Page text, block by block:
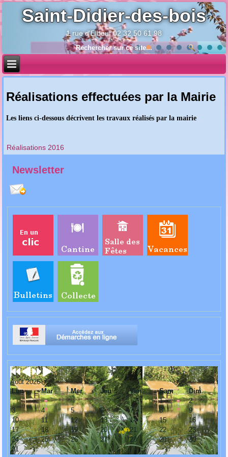
Saint-Didier-des-bois
1 rue d'Elbeuf 02 32 50 61 98
Réalisations effectuées par la Mairie
Les liens ci-dessous décrivent les travaux réalisés par la mairie
Réalisations 2016
Newsletter
AnnéeMoisAnnéeMois
Août 2026
Lun
Mar Mer Jeu Ven Sam
Dim
1
2
3
4 5 6 7 8
9
10
11 12 13 14 15
16
17
18 19 20 21 22
23
24
25 26 27 28 29
30
31